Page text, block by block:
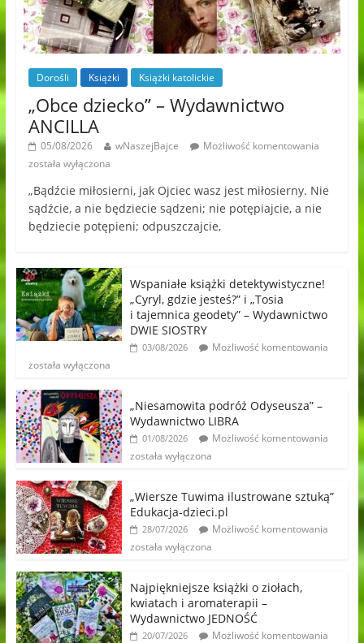
Dorośli Książki Książki katolickie
„Obce dziecko” – Wydawnictwo
ANCILLA
05/08/2026 wNaszejBajce
Możliwość komentowania
została wyłączona
„Bądźcie miłosierni, jak Ojciec wasz jest miłosierny. Nie
sądźcie, a nie będziecie sądzeni; nie potępiajcie, a nie
będziecie potępieni; odpuszczajcie,
Wspaniałe książki detektywistyczne!
„Cyryl, gdzie jesteś?” i „Tosia
i tajemnica geodety” – Wydawnictwo
DWIE SIOSTRY
03/08/2026
Możliwość komentowania
została wyłączona
„Niesamowita podróż Odyseusza” –
Wydawnictwo LIBRA
01/08/2026
Możliwość komentowania
została wyłączona
„Wiersze Tuwima ilustrowane sztuką”
Edukacja-dzieci.pl
28/07/2026
Możliwość komentowania
została wyłączona
Najpiękniejsze książki o ziołach,
kwiatach i aromaterapii –
Wydawnictwo JEDNOŚĆ
20/07/2026
Możliwość komentowania